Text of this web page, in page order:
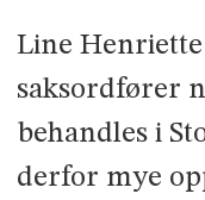
Line
saksordfører
behandles i
derfor mye